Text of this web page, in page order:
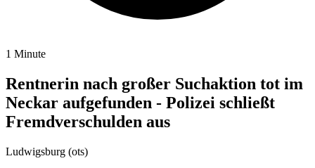
1 Minute
Rentnerin nach großer Suchaktion tot im
Neckar aufgefunden - Polizei schließt
Fremdverschulden aus
Ludwigsburg (ots)